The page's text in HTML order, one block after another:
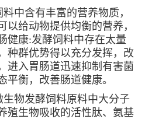
中含有丰富的营养物质，
以给动物提供均衡的营养，
健康:发酵饲料中存在太量
种群优势得以充分发挥，改
进入胃肠道迅速抑制有害菌
平衡，改善肠道健康。
物发酵饲料原料中大分子
殖生物吸收的活性肽、氨基